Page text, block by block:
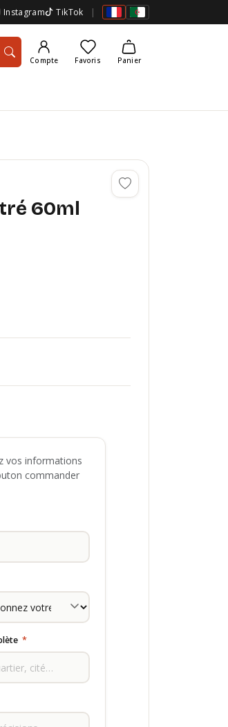
Instagram TikTok |
Compte Favoris Panier
60ml
vos informations
commander
*